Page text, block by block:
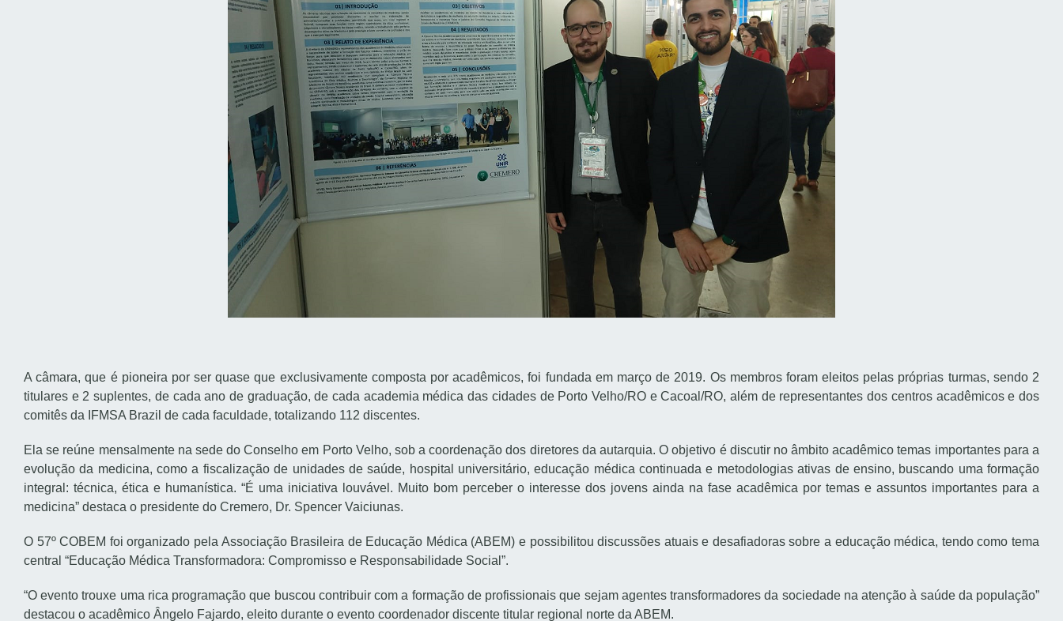
A câmara, que é pioneira por ser quase que exclusivamente composta por acadêmicos, foi fundada em março de 2019. Os membros foram eleitos pelas próprias turmas, sendo 2
titulares e 2 suplentes, de cada ano de graduação, de cada academia médica das cidades de Porto Velho/RO e Cacoal/RO, além de representantes dos centros acadêmicos e dos
comitês da IFMSA Brazil de cada faculdade, totalizando 112 discentes.
Ela se reúne mensalmente na sede do Conselho em Porto Velho, sob a coordenação dos diretores da autarquia. O objetivo é discutir no âmbito acadêmico temas importantes para a
evolução da medicina, como a fiscalização de unidades de saúde, hospital universitário, educação médica continuada e metodologias ativas de ensino, buscando uma formação
integral: técnica, ética e humanística. “É uma iniciativa louvável. Muito bom perceber o interesse dos jovens ainda na fase acadêmica por temas e assuntos importantes para a
medicina” destaca o presidente do Cremero, Dr. Spencer Vaiciunas.
O 57º COBEM foi organizado pela Associação Brasileira de Educação Médica (ABEM) e possibilitou discussões atuais e desafiadoras sobre a educação médica, tendo como tema
central “Educação Médica Transformadora: Compromisso e Responsabilidade Social”.
“O evento trouxe uma rica programação que buscou contribuir com a formação de profissionais que sejam agentes transformadores da sociedade na atenção à saúde da população”
destacou o acadêmico Ângelo Fajardo, eleito durante o evento coordenador discente titular regional norte da ABEM.